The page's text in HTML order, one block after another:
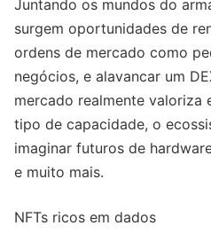
Juntando os mundos do
surgem oportunidades de
ordens de mercado como
negócios, e alavancar um
mercado realmente valoriza
tipo de capacidade, o
imaginar futuros de
e muito mais.
NFTs ricos em dados